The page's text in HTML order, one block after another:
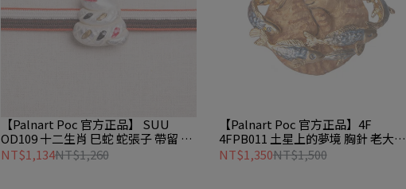
【Palnart Poc 官方正品】 SUU
OD109 十二生肖 巳蛇 蛇張子 帶留 巳
の帯留め Snake hariko
NT$1,134NT$1,260
【Palnart Poc 官方正品】4F
4FPB011 土星上的夢境 胸針 老大
Boss
NT$1,350NT$1,500